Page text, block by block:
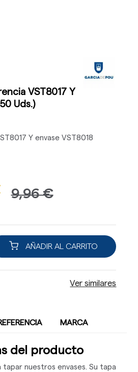
VST8017 Y
Uds.)
Y envase VST8018
9,96 €
AÑADIR AL CARRITO
Ver similares
MARCA
del producto
tapar nuestros envases. Su tapa